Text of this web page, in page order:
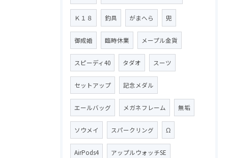
Ｋ１８ 釣具 がまへら 兜
御成婚 臨時休業 メープル金貨
スピーディ40 タダオ スーツ
セットアップ 記念メダル
エールバッグ メガネフレーム 無垢
ソウメイ スパークリング Ω
AirPods4 アップルウォッチSE